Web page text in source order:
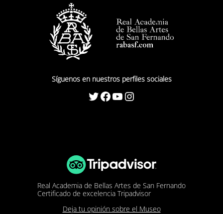
Síguenos en nuestros perfiles sociales
Twitter Facebook YouTube Instagram
Real Academia de Bellas Artes de San Fernando
Certificado de excelencia Tripadvisor
Deja tu opinión sobre el Museo